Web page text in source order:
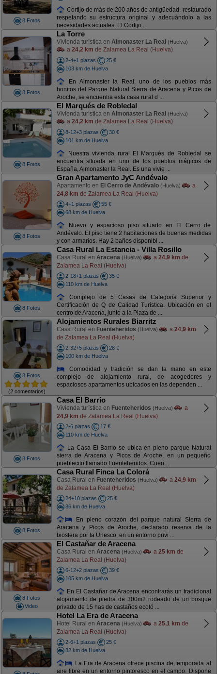
8 Fotos
Cortijo de más de 200 años de antigüedad, restaurado
respetando su estructura original y adecuándolo a las
necesidades actuales. El Cortijo ...
8 Fotos
La Torre
Vivienda turística en Almonaster La Real (Huelva)
a 24,2 km de Zalamea La Real (Huelva)
2-4+1 plazas
25 €
103 km de Huelva
En Almonaster la Real, uno de los pueblos más
bonitos del Parque Natural Sierra de Aracena y Picos de
Aroche, se encuentra esta casa rural d ...
8 Fotos
El Marqués de Robledal
Vivienda turística en Almonaster La Real (Huelva)
a 24,2 km de Zalamea La Real (Huelva)
8-12+3 plazas
30 €
101 km de Huelva
Nuestra vivienda rural El Marqués de Robledal se
encuentra situada en uno de los pueblos mágicos de
España, Almonaster la Real. Es una vivie ...
8 Fotos
Gran Apartamento JyC Andévalo
Apartamento en El Cerro de Andévalo (Huelva)
a
24,8 km de Zalamea La Real (Huelva)
4+1 plazas
55 €
68 km de Huelva
Nuevo y espacioso piso situado en El Cerro de
Andévalo. El piso tiene 2 habitaciones de buenas medidas
y con armarios. Hay 2 baños disponibl ...
8 Fotos
Casa Rural La Estancia - Villa Rosillo
Casa Rural en Aracena (Huelva) a 24,9 km de
Zalamea La Real (Huelva)
2-18+1 plazas
35 €
110 km de Huelva
Complejo de 5 Casas de Categoría Superior y
Certificación de Q de Calidad Turística. Ubicación en el
centro de Aracena, junto a la Plaza de ...
8 Fotos
(2 comentarios)
Alojamientos Rurales Biarritz
Casa Rural en Fuenteheridos (Huelva) a 24,9 km
de Zalamea La Real (Huelva)
2-32+5 plazas
28 €
100 km de Huelva
Comodidad y tradición se dan la mano en este
complejo de alojamiento rural, de acogedores y
espaciosos apartamentos ubicados en las dependen ...
8 Fotos
Casa El Barrio
Vivienda turística en Fuenteheridos (Huelva)
a
24,9 km de Zalamea La Real (Huelva)
2-6 plazas
17 €
110 km de Huelva
La Casa El Barrio se ubica en pleno parque Natural
sierra de Aracena y Picos de Aroche, en un pequeño
pueblecito llamado Fuenteheridos. Cuen ...
8 Fotos
Casa Rural Finca La Colorá
Casa Rural en Fuenteheridos (Huelva) a 24,9 km
de Zalamea La Real (Huelva)
24+10 plazas
25 €
86 km de Huelva
En pleno corazón del parque natural Sierra de
Aracena y Picos de Aroche, declarado reserva de la
biosfera por la Unesco, en un entorno privi ...
8 Fotos
Video
El Castañar de Aracena
Casa Rural en Aracena (Huelva) a 25 km de
Zalamea La Real (Huelva)
6-12+2 plazas
39 €
105 km de Huelva
En El Castañar de Aracena encontrarás un tradicional
alojamiento de piedra de 300m2 rodeado de un bosque
privado de 15 has de castaños ecoló ...
Hotel La Era de Aracena
Hotel Rural en Aracena (Huelva) a 25,1 km de
Zalamea La Real (Huelva)
2-6+1 plazas
25 €
82 km de Huelva
La Era de Aracena ofrece piscina de temporada al
aire libre en un entorno pintoresco en el campo. Dispone